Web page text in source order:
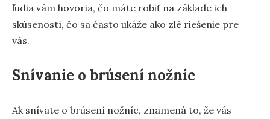
ľudia vám hovoria, čo máte robiť na základe ich
skúseností, čo sa často ukáže ako zlé riešenie pre
vás.
Snívanie o brúsení nožníc
Ak snívate o brúsení nožníc, znamená to, že vás